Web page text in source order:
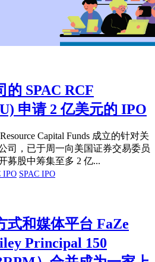
的 SPAC RCF
申请 2 亿美元的 IPO
Capital Funds 成立的针对关
司，已于周一向美国证券交易委员
募股中筹集至多 2 亿...
IPO SPAC IPO
式和媒体平台 FaZe
Principal 150